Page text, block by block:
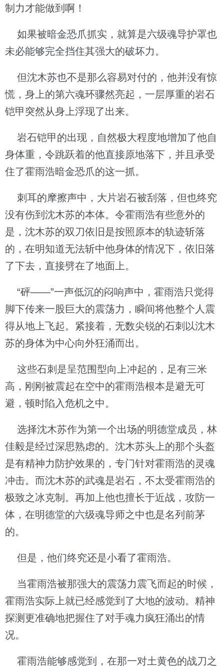
制力才能做到啊！
如果被暗金恐爪抓实，就算是六级魂导护罩也
未必能够完全挡住其强大的破坏力。
但沈木苏也不是那么容易对付的，他并没有惊
慌，身上的第六魂环骤然亮起，一层厚重的岩石
铠甲突然从身上浮现了出来。
岩石铠甲的出现，自然极大程度地增加了他自
身体重，令跳跃着的他直接原地落下，并且承受
住了霍雨浩暗金恐爪的这一抓。
刺耳的摩擦声中，大片岩石被刮落，但也终究
没有伤到沈木苏的本体。令霍雨浩有些意外的
是，沈木苏的双刀依旧是按照原本的轨迹斩落
的，在明知道无法斩中他身体的情况下，依旧落
了下去，直接劈在了地面上。
“砰——”一声低沉的闷响声中，霍雨浩只觉得
脚下传来一股巨大的震荡力，瞬间将他整个人震
得从地上飞起。紧接着，无数尖锐的石刺以沈木
苏的身体为中心向外狂涌而出。
这些石刺是呈范围型向上冲起的，足有三米
高，刚刚被震起在空中的霍雨浩根本是避无可
避，顿时陷入危机之中。
选择沈木苏作为第一个出场的明德堂成员，林
佳毅是经过深思熟虑的。沈木苏头上的那个头盔
是有精神力防护效果的，专门针对霍雨浩的灵魂
冲击。而沈木苏的武魂是岩石，不太受霍雨浩的
极致之冰克制。再加上他也擅长于近战，攻防一
体，在明德堂的六级魂导师之中也是名列前茅
的。
但是，他们终究还是小看了霍雨浩。
当霍雨浩被那强大的震荡力震飞而起的时候，
霍雨浩实际上就已经感觉到了大地的波动。精神
探测更准确地把握住了对手魂力疯狂涌出的情
况。
霍雨浩能够感觉到，在那一对土黄色的战刀之